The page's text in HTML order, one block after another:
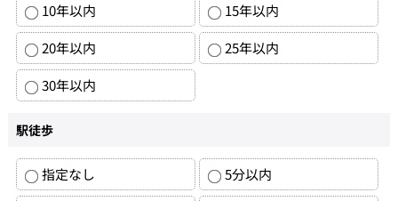
10年以内
15年以内
20年以内
25年以内
30年以内
駅徒歩
指定なし
5分以内